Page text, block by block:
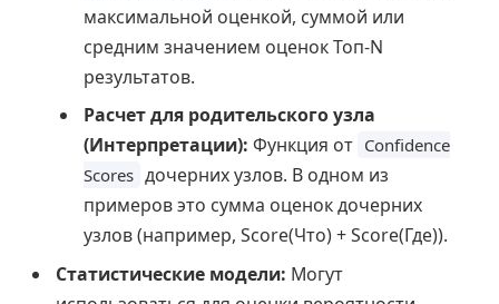
максимальной оценкой, суммой или
средним значением оценок Топ-N
результатов.
Расчет для родительского узла
(Интерпретации): Функция от Confidence
Scores дочерних узлов. В одном из
примеров это сумма оценок дочерних
узлов (например, Score(Что) + Score(Где)).
Статистические модели: Могут